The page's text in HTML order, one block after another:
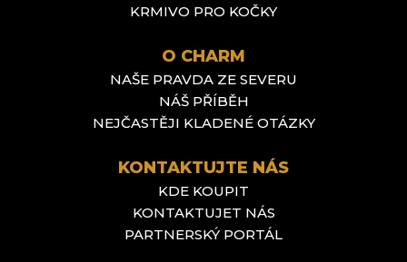
KRMIVO PRO KOČKY
O CHARM
NAŠE PRAVDA ZE SEVERU
NÁŠ PŘÍBĚH
NEJČASTĚJI KLADENÉ OTÁZKY
KONTAKTUJTE NÁS
KDE KOUPIT
KONTAKTUJET NÁS
PARTNERSKÝ PORTÁL